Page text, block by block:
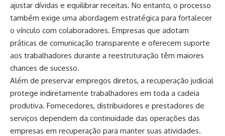
ajustar dívidas e equilibrar receitas. No entanto, o processo
também exige uma abordagem estratégica para fortalecer
o vínculo com colaboradores. Empresas que adotam
práticas de comunicação transparente e oferecem suporte
aos trabalhadores durante a reestruturação têm maiores
chances de sucesso.
Além de preservar empregos diretos, a recuperação judicial
protege indiretamente trabalhadores em toda a cadeia
produtiva. Fornecedores, distribuidores e prestadores de
serviços dependem da continuidade das operações das
empresas em recuperação para manter suas atividades.